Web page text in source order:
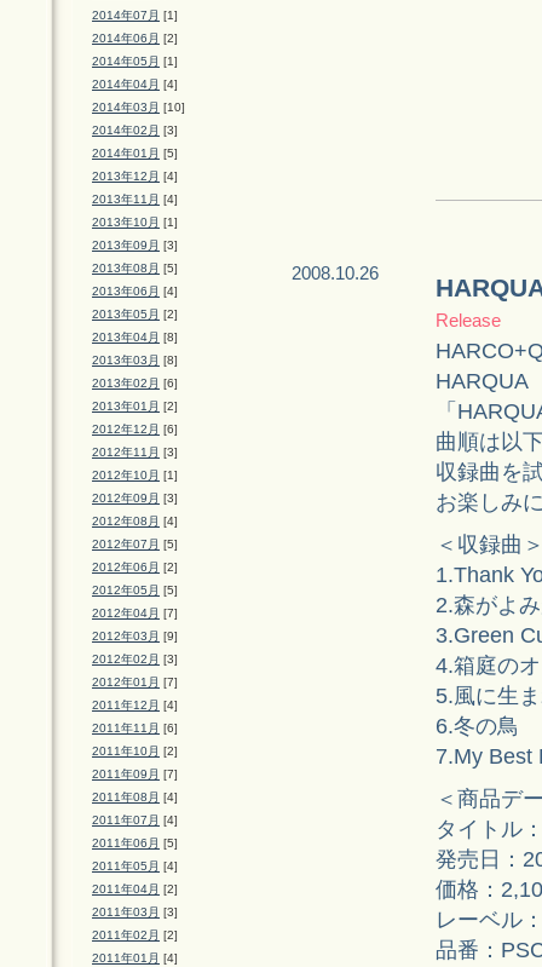
2014年07月 [1]
2014年06月 [2]
2014年05月 [1]
2014年04月 [4]
2014年03月 [10]
2014年02月 [3]
2014年01月 [5]
2013年12月 [4]
2013年11月 [4]
2013年10月 [1]
2013年09月 [3]
2013年08月 [5]
2013年06月 [4]
2013年05月 [2]
2013年04月 [8]
2013年03月 [8]
2013年02月 [6]
2013年01月 [2]
2012年12月 [6]
2012年11月 [3]
2012年10月 [1]
2012年09月 [3]
2012年08月 [4]
2012年07月 [5]
2012年06月 [2]
2012年05月 [5]
2012年04月 [7]
2012年03月 [9]
2012年02月 [3]
2012年01月 [7]
2011年12月 [4]
2011年11月 [6]
2011年10月 [2]
2011年09月 [7]
2011年08月 [4]
2011年07月 [4]
2011年06月 [5]
2011年05月 [4]
2011年04月 [2]
2011年03月 [3]
2011年02月 [2]
2011年01月 [4]
2008.10.26
Release
HARQUA
「
曲順は以
収録曲を
お楽しみ
＜収録曲
1.Thank
2.森がよ
3.Green
4.箱庭の
5.風に生
6.冬の鳥
7.My Best
＜商品デ
タイトル
発売日：
価格：
レーベル
品番：